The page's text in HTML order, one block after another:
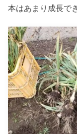
本はあまり成長で